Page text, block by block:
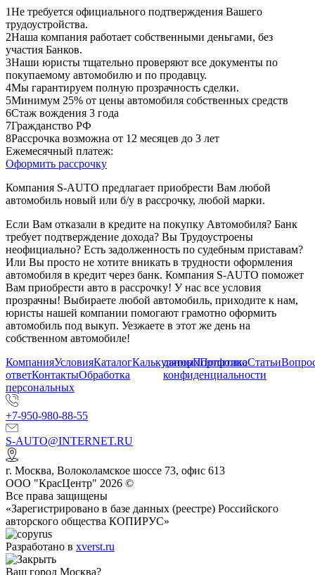
1Не требуется официального подтверждения Вашего
трудоустройства.
2Наша компания работает собственными деньгами, без
участия Банков.
3Наши юристы тщательно проверяют все документы по
покупаемому автомобилю и по продавцу.
4Мы гарантируем полную прозрачность сделки.
5Минимум 25% от цены автомобиля собственных средств
6Стаж вождения 3 года
7Гражданство РФ
8Рассрочка возможна от 12 месяцев до 3 лет
Ежемесячный платеж:
Оформить рассрочку
Компания S-AUTO предлагает приобрести Вам любой
автомобиль новый или б/у в рассрочку, любой марки.
Если Вам отказали в кредите на покупку Автомобиля? Банк
требует подтверждение дохода? Вы Трудоустроены
неофициально? Есть задолженность по судебным приставам?
Или Вы просто не хотите вникать в трудности оформления
автомобиля в кредит через банк. Компания S-AUTO поможет
Вам приобрести авто в рассрочку! У нас все условия
прозрачны! Выбираете любой автомобиль, приходите к нам,
юристы нашей компании помогают грамотно оформить
автомобиль под выкуп. Уезжаете в этот же день на
собственном автомобиле!
КомпанияУсловияКаталогКалькуляторПортфолиоСтатьи
ответКонтактыОбработка
персональных
данныхПолитика
конфиденциальности
+7-950-980-88-55
S-AUTO@INTERNET.RU
г. Москва, Волоколамское шоссе 73, офис 613
ООО "КрасЦентр" 2026 ©
Все права защищены
«Зарегистрировано в базе данных (реестре) Российского
авторского общества КОПИРУС»
Разработано в xverst.ru
Ваш город Москва?